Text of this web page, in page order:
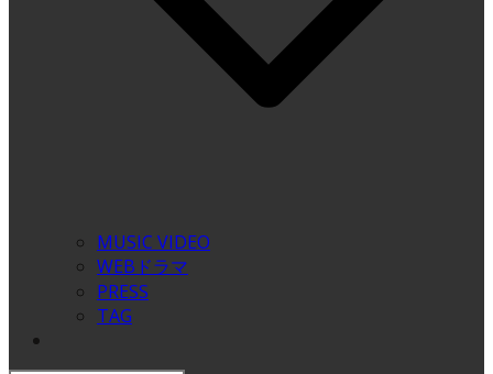
MUSIC VIDEO
WEBドラマ
PRESS
TAG